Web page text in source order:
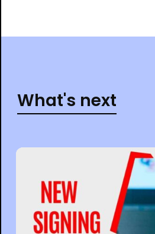
What's next